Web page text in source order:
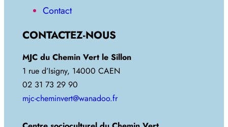
Contact
CONTACTEZ-NOUS
MJC du Chemin Vert le Sillon
1 rue d’Isigny, 14000 CAEN
02 31 73 29 90
mjc-cheminvert@wanadoo.fr